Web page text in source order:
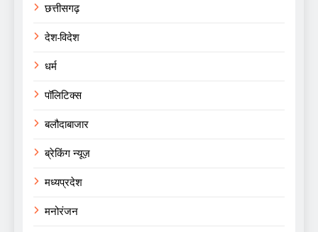
छत्तीसगढ़
देश-विदेश
धर्म
पॉलिटिक्स
बलौदाबाजार
ब्रेकिंग न्यूज़
मध्यप्रदेश
मनोरंजन